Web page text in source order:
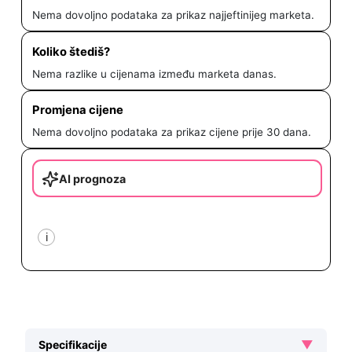
Nema dovoljno podataka za prikaz najjeftinijeg marketa.
Koliko štediš?
Nema razlike u cijenama između marketa danas.
Promjena cijene
Nema dovoljno podataka za prikaz cijene prije 30 dana.
AI prognoza
i
Specifikacije ▼